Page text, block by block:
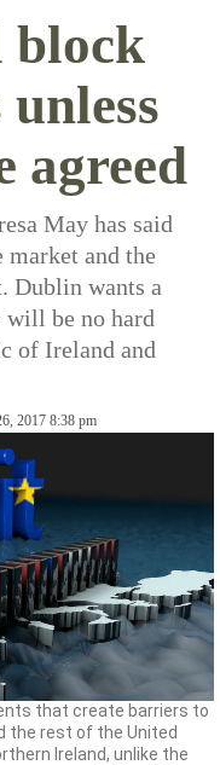
agreed
May has said
and the
Dublin wants a
will be no hard
of Ireland and
2017 8:38 pm
that create barriers to
the rest of the United
Ireland, unlike the